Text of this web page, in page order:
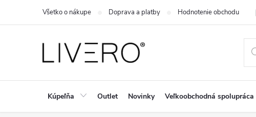
Všetko o nákupe Doprava a platby Hodnotenie obchodu
Kúpeľňa Outlet Novinky Veľkoobchodná spolupráca